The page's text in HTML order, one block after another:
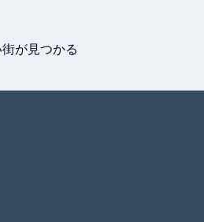
が見つかる